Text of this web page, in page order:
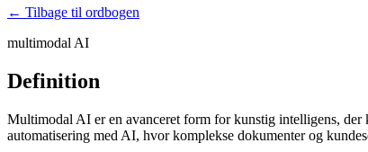
← Tilbage til ordbogen
multimodal AI
Definition
Multimodal AI er en avanceret form for kunstig intelligens,
automatisering med AI, hvor komplekse dokumenter og